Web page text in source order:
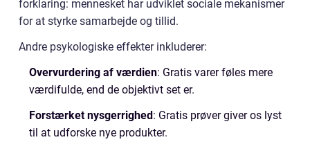
forklaring: mennesket har udviklet sociale mekanismer
for at styrke samarbejde og tillid.
Andre psykologiske effekter inkluderer:
Overvurdering af værdien: Gratis varer føles mere
værdifulde, end de objektivt set er.
Forstærket nysgerrighed: Gratis prøver giver os lyst
til at udforske nye produkter.